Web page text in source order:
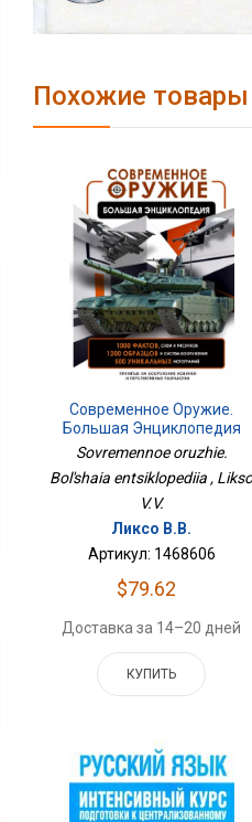
Похожие товары
Современное Оружие.
Большая Энциклопедия
Sovremennoe oruzhie.
Bol'shaia entsiklopediia ,
V.V.
Ликсо В.В.
Артикул: 1468606
$79.62
Доставка за 14–20 дней
КУПИТЬ